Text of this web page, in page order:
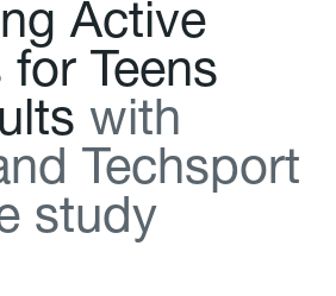
ng Active
for Teens
ults with
nd Techsport
study